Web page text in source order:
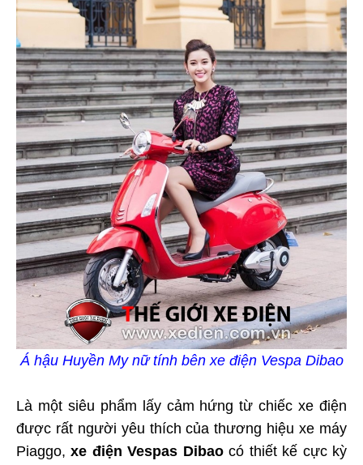
Á hậu Huyền My nữ tính bên xe điện Vespa Dibao
Là một siêu phẩm lấy cảm hứng từ chiếc xe điện
được rất người yêu thích của thương hiệu xe máy
Piaggo,xe điện Vespas Dibaocó thiết kế cực kỳ